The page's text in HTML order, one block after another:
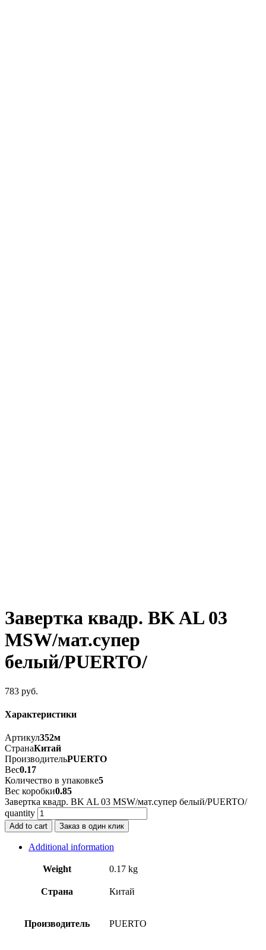
Завертка квадр. BK AL 03
MSW/мат.супер
белый/PUERTO/
783 руб.
Характеристики
Артикул352м
СтранаКитай
ПроизводительPUERTO
Вес0.17
Количество в упаковке5
Вес коробки0.85
Завертка квадр. BK AL 03 MSW/мат.супер белый/PUERTO/
quantity
Add to cart Заказ в один клик
Additional information
Weight 0.17 kg
Страна Китай
Производитель PUERTO